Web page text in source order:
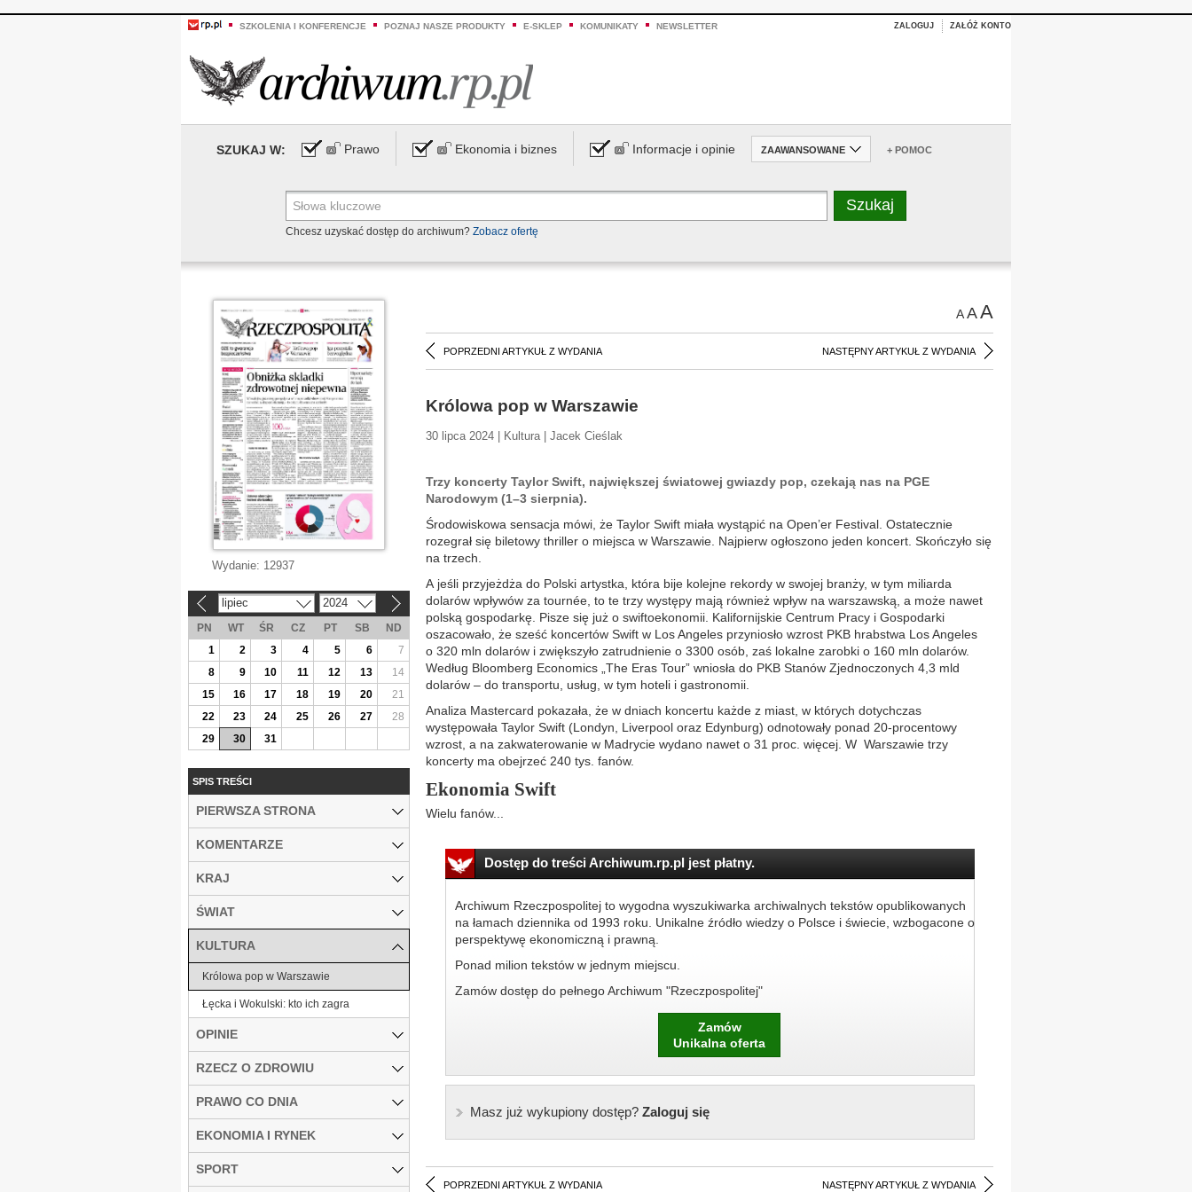
SZKOLENIA I KONFERENCJE POZNAJ NASZE PRODUKTY E-SKLEP KOMUNIKATY NEWSLETTER ZALOGUJ ZAŁÓŻ KONTO
SZUKAJ W: Prawo Ekonomia i biznes Informacje i opinie ZAAWANSOWANE + POMOC
Chcesz uzyskać dostęp do archiwum? Zobacz ofertę
AAA
POPRZEDNI ARTYKUŁ Z WYDANIA NASTĘPNY ARTYKUŁ Z WYDANIA
Królowa pop w Warszawie
30 lipca 2024 | Kultura | Jacek Cieślak
Trzy koncerty Taylor Swift, największej światowej gwiazdy pop, czekają nas na PGE
Narodowym (1–3 sierpnia).
Środowiskowa sensacja mówi, że Taylor Swift miała wystąpić na Open’er Festival. Ostatecznie
rozegrał się biletowy thriller o miejsca w Warszawie. Najpierw ogłoszono jeden koncert. Skończyło się
na trzech.
A jeśli przyjeżdża do Polski artystka, która bije kolejne rekordy w swojej branży, w tym miliarda
dolarów wpływów za tournée, to te trzy występy mają również wpływ na warszawską, a może nawet
polską gospodarkę. Pisze się już o swiftoekonomii. Kalifornijskie Centrum Pracy i Gospodarki
oszacowało, że sześć koncertów Swift w Los Angeles przyniosło wzrost PKB hrabstwa Los Angeles
o 320 mln dolarów i zwiększyło zatrudnienie o 3300 osób, zaś lokalne zarobki o 160 mln dolarów.
Według Bloomberg Economics „The Eras Tour” wniosła do PKB Stanów Zjednoczonych 4,3 mld
dolarów – do transportu, usług, w tym hoteli i gastronomii.
Analiza Mastercard pokazała, że w dniach koncertu każde z miast, w których dotychczas
występowała Taylor Swift (Londyn, Liverpool oraz Edynburg) odnotowały ponad 20-procentowy
wzrost, a na zakwaterowanie w Madrycie wydano nawet o 31 proc. więcej. W Warszawie trzy
koncerty ma obejrzeć 240 tys. fanów.
Ekonomia Swift
Wielu fanów...
Dostęp do treści Archiwum.rp.pl jest płatny.
Archiwum Rzeczpospolitej to wygodna wyszukiwarka archiwalnych tekstów opublikowanych
na łamach dziennika od 1993 roku. Unikalne źródło wiedzy o Polsce i świecie, wzbogacone o
perspektywę ekonomiczną i prawną.
Ponad milion tekstów w jednym miejscu.
Zamów dostęp do pełnego Archiwum "Rzeczpospolitej"
Zamów
Unikalna oferta
Masz już wykupiony dostęp?Zaloguj się
POPRZEDNI ARTYKUŁ Z WYDANIA NASTĘPNY ARTYKUŁ Z WYDANIA
Wydanie: 12937
lipiec 2024
PN WT ŚR CZ PT SB
ND
1
2 3 4 5 6
7
8
9 10 11 12 13
14
15
16 17 18 19 20
21
22
23 24 25 26 27
28
29
30 31
SPIS TREŚCI
PIERWSZA STRONA
KOMENTARZE
KRAJ
ŚWIAT
KULTURA
Królowa pop w Warszawie
Łęcka i Wokulski: kto ich zagra
OPINIE
RZECZ O ZDROWIU
PRAWO CO DNIA
EKONOMIA I RYNEK
SPORT